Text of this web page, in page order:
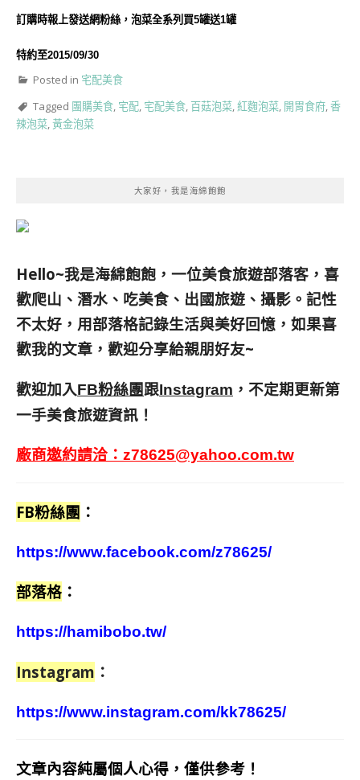
訂購時報上發送網粉絲，泡菜全系列買5罐送1罐
特約至2015/09/30
Posted in 宅配美食
Tagged 團購美食, 宅配, 宅配美食, 百菇泡菜,紅麴泡菜, 開胃食府,香
辣泡菜,黃金泡菜
大家好，我是海綿飽飽
Hello~我是海綿飽飽，一位美食旅遊部落客， 喜
歡爬山、潛水、吃美食、出國旅遊、攝影。 記性
不太好，用部落格記錄生活與美好回憶， 如果喜
歡我的文章，歡迎分享給親朋好友~
歡迎加入FB粉絲團跟Instagram ，不定期更新第
一手美食旅遊資訊！
廠商邀約請洽： z78625@yahoo.com.tw
FB粉絲團 ：
https://www.facebook.com/z78625/
部落格 ：
https://hamibobo.tw/
Instagram ：
https://www.instagram.com/kk78625/
文章內容純屬個人心得，僅供參考！